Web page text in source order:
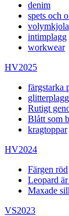
denim
spets och
intimplagg
workwear
HV2025
färgstarka
glitterplagg
Rutigt
Blått som
kragtoppar
HV2024
Färgen röd
Leopard
Maxade
VS2023